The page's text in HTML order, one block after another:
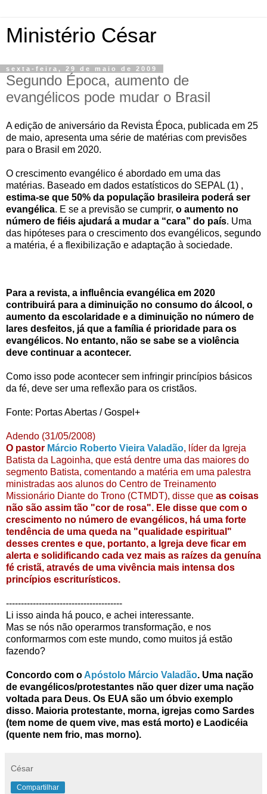
Ministério César
sexta-feira, 29 de maio de 2009
Segundo Época, aumento de
evangélicos pode mudar o Brasil
A edição de aniversário da Revista Época, publicada em 25
de maio, apresenta uma série de matérias com previsões
para o Brasil em 2020.
O crescimento evangélico é abordado em uma das
matérias. Baseado em dados estatísticos do SEPAL (1) ,
estima-se que 50% da população brasileira poderá ser
evangélica. E se a previsão se cumprir, o aumento no
número de fiéis ajudará a mudar a “cara” do país. Uma
das hipóteses para o crescimento dos evangélicos, segundo
a matéria, é a flexibilização e adaptação à sociedade.
Para a revista, a influência evangélica em 2020
contribuirá para a diminuição no consumo do álcool, o
aumento da escolaridade e a diminuição no número de
lares desfeitos, já que a família é prioridade para os
evangélicos. No entanto, não se sabe se a violência
deve continuar a acontecer.
Como isso pode acontecer sem infringir princípios básicos
da fé, deve ser uma reflexão para os cristãos.
Fonte: Portas Abertas /Gospel +
Adendo (31/05/2008)
O pastor Márcio Roberto Vieira Valadão, líder da Igreja
Batista da Lagoinha, que está dentre uma das maiores do
segmento Batista, comentando a matéria em uma palestra
ministradas aos alunos do Centro de Treinamento
Missionário Diante do Trono (CTMDT), disse que as coisas
não são assim tão "cor de rosa". Ele disse que com o
crescimento no número de evangélicos, há uma forte
tendência de uma queda na "qualidade espiritual"
desses crentes e que, portanto, a Igreja deve ficar em
alerta e solidificando cada vez mais as raízes da genuína
fé cristã, através de uma vivência mais intensa dos
princípios escriturísticos.
---------------------------------------
Li isso ainda há pouco, e achei interessante.
Mas se nós não operarmos transformação, e nos
conformarmos com este mundo, como muitos já estão
fazendo?
Concordo com o Apóstolo Márcio Valadão. Uma nação
de evangélicos/protestantes não quer dizer uma nação
voltada para Deus. Os EUA são um óbvio exemplo
disso. Maioria protestante, morna, igrejas como Sardes
(tem nome de quem vive, mas está morto) e Laodicéia
(quente nem frio, mas morno).
César
Compartilhar